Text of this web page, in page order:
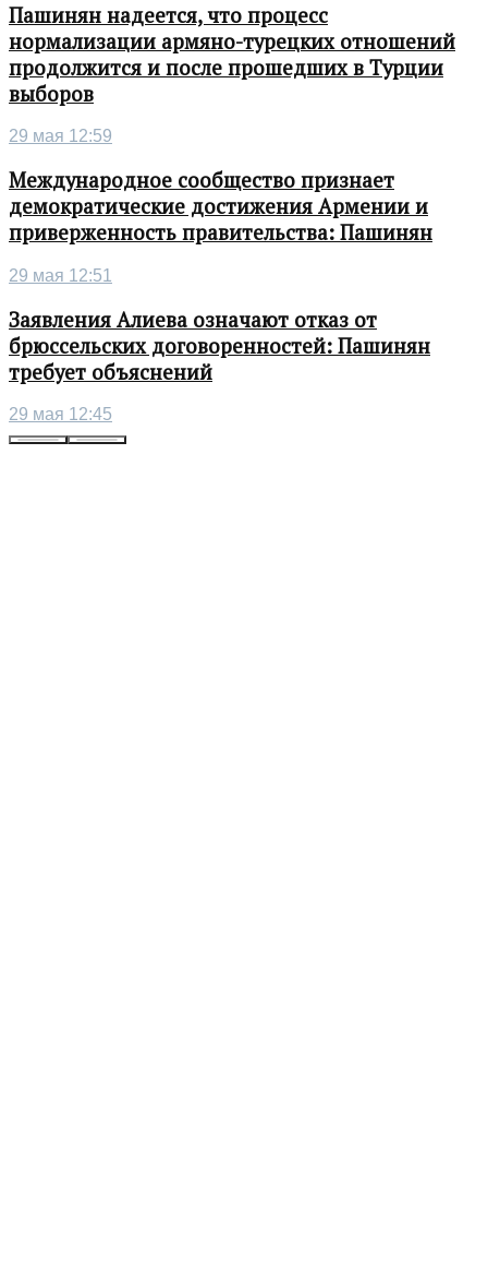
Пашинян надеется, что процесс
нормализации армяно-турецких отношений
продолжится и после прошедших в Турции
выборов
29 мая 12:59
Международное сообщество признает
демократические достижения Армении и
приверженность правительства: Пашинян
29 мая 12:51
Заявления Алиева означают отказ от
брюссельских договоренностей: Пашинян
требует объяснений
29 мая 12:45